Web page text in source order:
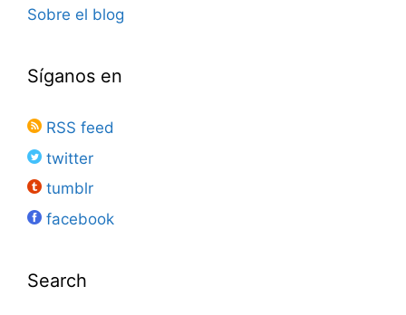
Sobre el blog
Síganos en
RSS feed
twitter
tumblr
facebook
Search